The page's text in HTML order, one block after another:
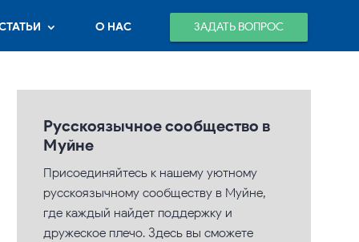
О НАС ЗАДАТЬ ВОПРОС
Русскоязычное сообщество в
Муйне
Присоединяйтесь к нашему уютному
русскоязычному сообществу в Муйне,
где каждый найдет поддержку и
дружеское плечо. Здесь вы сможете